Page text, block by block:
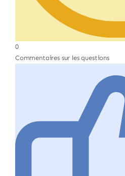
0
Commentaires sur les questions